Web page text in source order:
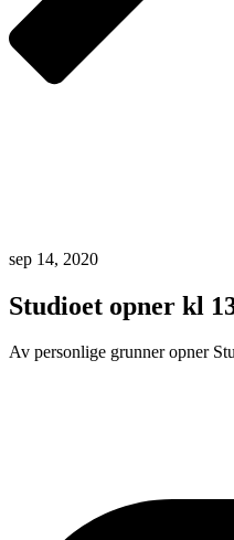
sep 14, 2020
Studioet opner kl
Av personlige grunner opner